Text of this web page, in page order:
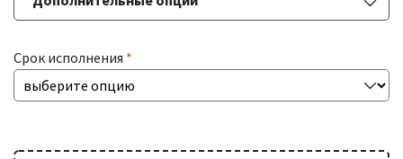
Ламинация
выберите тип
Нумерация и персонализация
Срок исполнения *